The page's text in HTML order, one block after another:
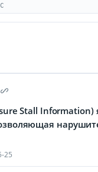
Stall Information)
25